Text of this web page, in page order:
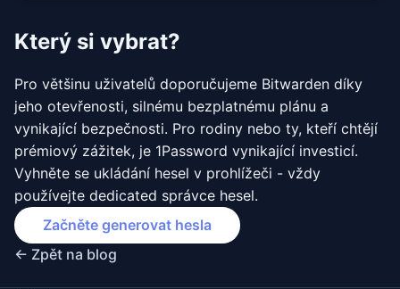
Který si vybrat?
Pro většinu uživatelů doporučujeme Bitwarden díky
jeho otevřenosti, silnému bezplatnému plánu a
vynikající bezpečnosti. Pro rodiny nebo ty, kteří chtějí
prémiový zážitek, je 1Password vynikající investicí.
Vyhněte se ukládání hesel v prohlížeči - vždy
používejte dedicated správce hesel.
Začněte generovat hesla
← Zpět na blog